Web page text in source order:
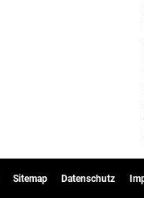
Sitemap Datenschutz